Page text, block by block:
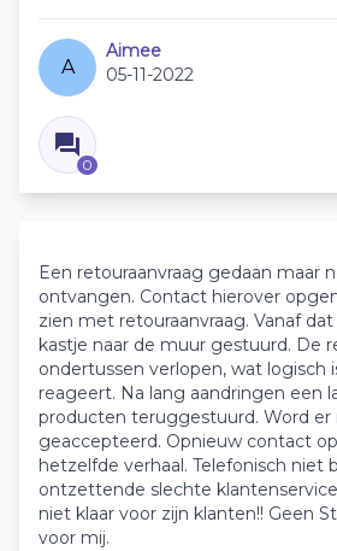
A
Aimee
05-11-2022
0
Een retouraanvraag gedaan maar
ontvangen. Contact hierover
zien met retouraanvraag. Vanaf
kastje naar de muur gestuurd. De
ondertussen verlopen, wat logisch
reageert. Na lang aandringen een
producten teruggestuurd. Word er
geaccepteerd. Opnieuw contact
hetzelfde verhaal. Telefonisch niet
ontzettende slechte
niet klaar voor zijn klanten!! Geen
voor mij.